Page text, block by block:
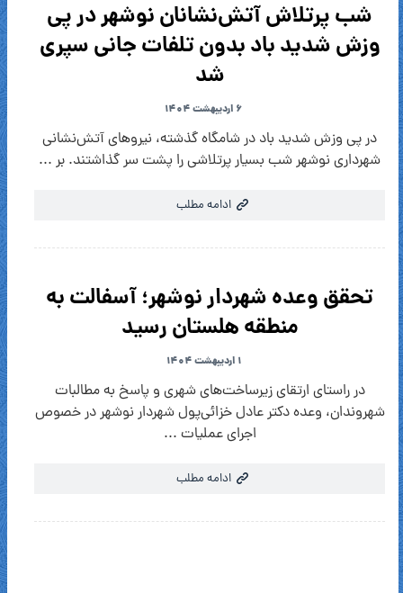
شب پرتلاش آتش‌نشانان نوشهر در پی
وزش شدید باد بدون تلفات جانی سپری
شد
۶ اردیبهشت ۱۴۰۴
در پی وزش شدید باد در شامگاه گذشته، نیروهای آتش‌نشانی
شهرداری نوشهر شب بسیار پرتلاشی را پشت سر گذاشتند. بر ...
ادامه مطلب
تحقق وعده شهردار نوشهر؛ آسفالت به
منطقه هلستان رسید
۱ اردیبهشت ۱۴۰۴
در راستای ارتقای زیرساخت‌های شهری و پاسخ به مطالبات
شهروندان، وعده دکتر عادل خزائی‌پول شهردار نوشهر در خصوص
اجرای عملیات ...
ادامه مطلب